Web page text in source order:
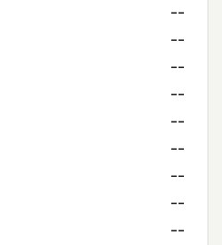
--
--
--
--
--
--
--
--
--